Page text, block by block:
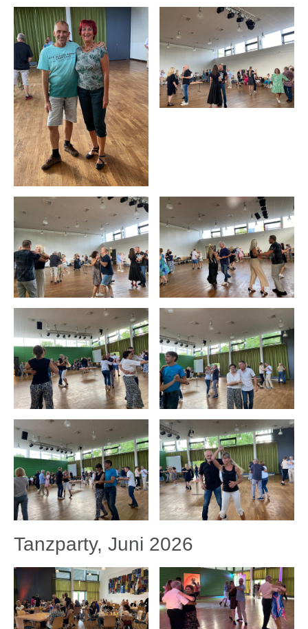
Tanzparty, Juni 2026